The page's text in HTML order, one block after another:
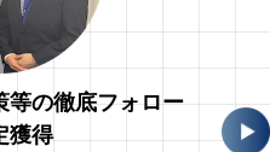
等の徹底フォロー
獲得